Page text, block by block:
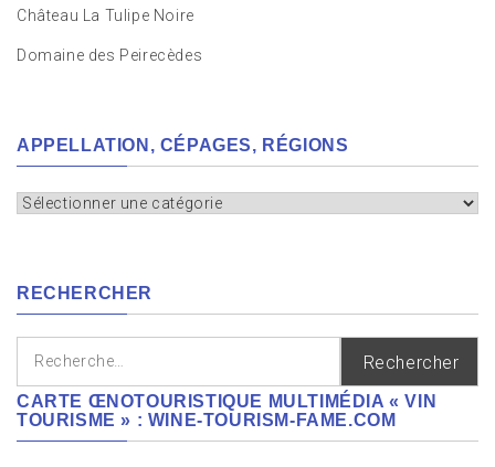
Château La Tulipe Noire
Domaine des Peirecèdes
APPELLATION, CÉPAGES, RÉGIONS
Appellation,
RECHERCHER
Rechercher :
CARTE ŒNOTOURISTIQUE MULTIMÉDIA « VIN
TOURISME » : WINE-TOURISM-FAME.COM